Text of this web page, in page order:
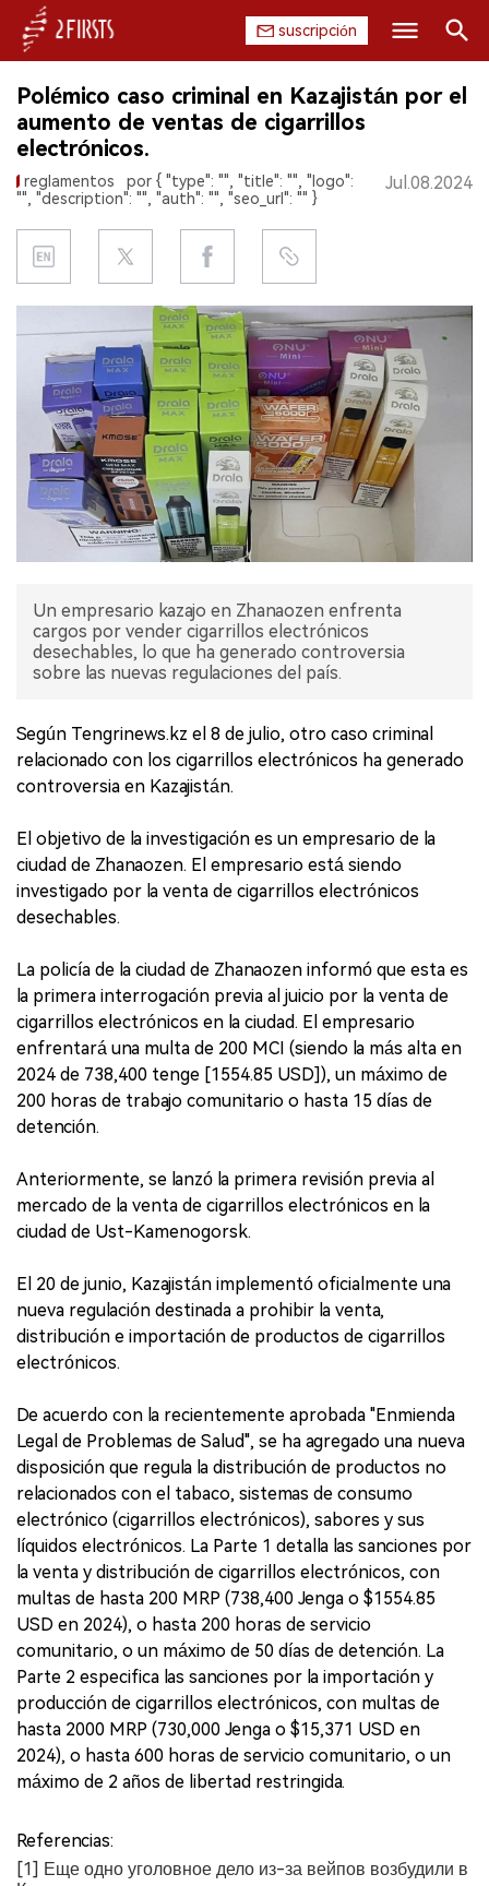
suscripción
INICIO
EMPRESA
REGULACIÓN
DATOS
EXPOSICIÓN
ENTREVISTA
Buscar
Polémico caso criminal en Kazajistán por el
aumento de ventas de cigarrillos
electrónicos.
reglamentos
por { "type": "", "title": "", "logo":
"", "description": "", "auth": "", "seo_url": "" }
Jul.08.2024
Un empresario kazajo en Zhanaozen enfrenta
cargos por vender cigarrillos electrónicos
desechables, lo que ha generado controversia
sobre las nuevas regulaciones del país.
Según Tengrinews.kz el 8 de julio, otro caso criminal
relacionado con los cigarrillos electrónicos ha generado
controversia en Kazajistán.
El objetivo de la investigación es un empresario de la
ciudad de Zhanaozen. El empresario está siendo
investigado por la venta de cigarrillos electrónicos
desechables.
La policía de la ciudad de Zhanaozen informó que esta es
la primera interrogación previa al juicio por la venta de
cigarrillos electrónicos en la ciudad. El empresario
enfrentará una multa de 200 MCI (siendo la más alta en
2024 de 738,400 tenge [1554.85 USD]), un máximo de
200 horas de trabajo comunitario o hasta 15 días de
detención.
Anteriormente, se lanzó la primera revisión previa al
mercado de la venta de cigarrillos electrónicos en la
ciudad de Ust-Kamenogorsk.
El 20 de junio, Kazajistán implementó oficialmente una
nueva regulación destinada a prohibir la venta,
distribución e importación de productos de cigarrillos
electrónicos.
De acuerdo con la recientemente aprobada "Enmienda
Legal de Problemas de Salud", se ha agregado una nueva
disposición que regula la distribución de productos no
relacionados con el tabaco, sistemas de consumo
electrónico (cigarrillos electrónicos), sabores y sus
líquidos electrónicos. La Parte 1 detalla las sanciones por
la venta y distribución de cigarrillos electrónicos, con
multas de hasta 200 MRP (738,400 Jenga o $1554.85
USD en 2024), o hasta 200 horas de servicio
comunitario, o un máximo de 50 días de detención. La
Parte 2 especifica las sanciones por la importación y
producción de cigarrillos electrónicos, con multas de
hasta 2000 MRP (730,000 Jenga o $15,371 USD en
2024), o hasta 600 horas de servicio comunitario, o un
máximo de 2 años de libertad restringida.
Referencias:
[1] Еще одно уголовное дело из-за вейпов возбудили в